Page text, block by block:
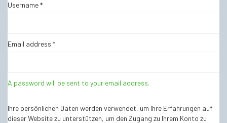
Username*
Email address *
A password will be sent to your email address.
Ihre persönlichen Daten werden verwendet, um Ihre Erfahrungen auf
dieser Website zu unterstützen, um den Zugang zu Ihrem Konto zu